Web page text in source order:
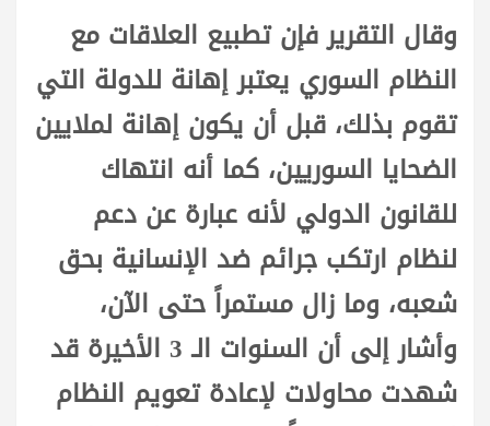
وقال التقرير فإن تطبيع العلاقات مع
النظام السوري يعتبر إهانة للدولة التي
تقوم بذلك، قبل أن يكون إهانة لملايين
الضحايا السوريين، كما أنه انتهاك
للقانون الدولي لأنه عبارة عن دعم
لنظام ارتكب جرائم ضد الإنسانية بحق
شعبه، وما زال مستمراً حتى الآن،
وأشار إلى أن السنوات الـ 3 الأخيرة قد
شهدت محاولات لإعادة تعويم النظام